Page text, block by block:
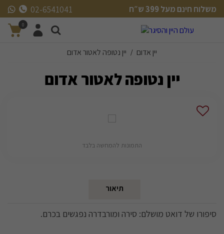
משלוח חינם מעל 399 ש״ח
משלוח חינם מעל 399 ש״ח
02-6541041
0
יין אדום / יין נטופה לאטור אדום
יין נטופה לאטור אדום
התמונות להמחשה בלבד
תיאור
סיפורו של דואט מושלם: סירה ומורבדרה נפגשים בכרם.